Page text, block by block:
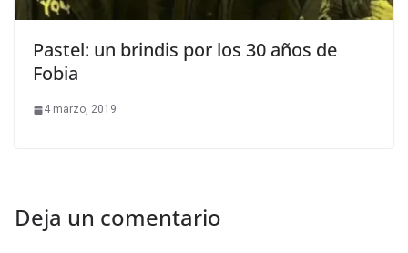
Pastel: un brindis por los 30 años de
Fobia
4 marzo, 2019
Deja un comentario